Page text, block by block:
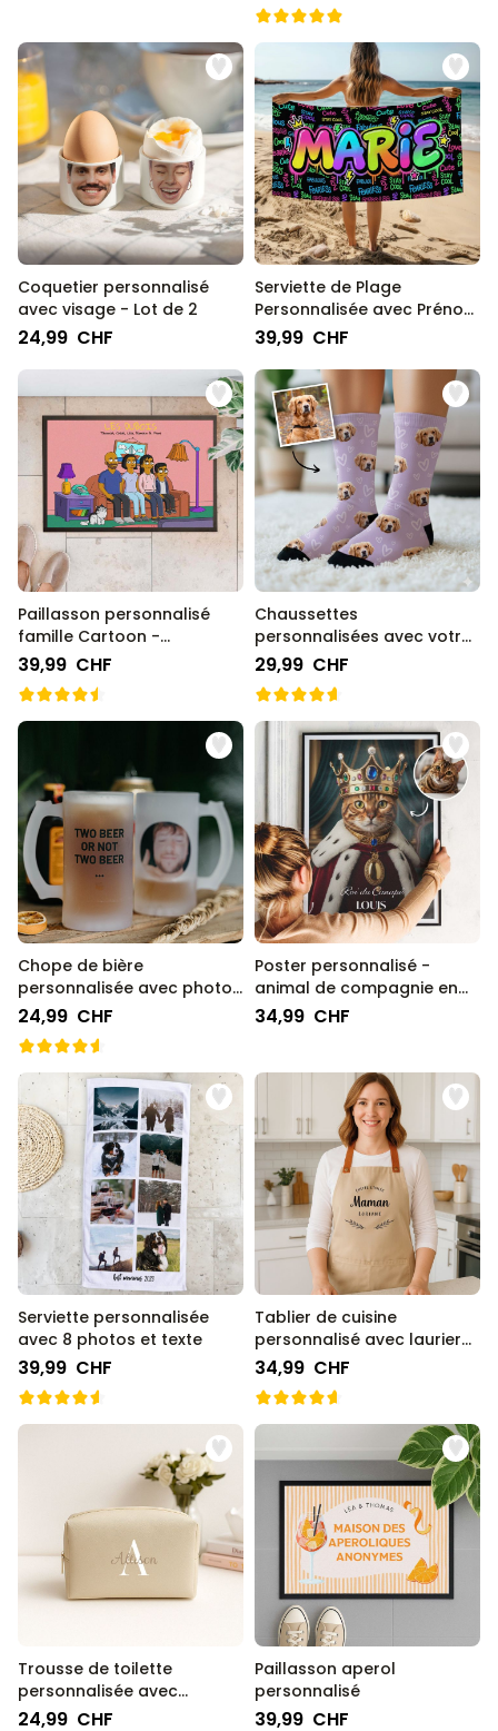
Coquetier personnalisé
avec visage - Lot de 2
24,99 CHF
Serviette de Plage
Personnalisée avec Prénom
Graffiti
39,99 CHF
Paillasson personnalisé
famille Cartoon -
Illustration
39,99 CHF
Chaussettes
personnalisées avec votre
animal de compagnie
29,99 CHF
Chope de bière
personnalisée avec photo
et texte
24,99 CHF
Poster personnalisé -
animal de compagnie en
uniforme
34,99 CHF
Serviette personnalisée
avec 8 photos et texte
39,99 CHF
Tablier de cuisine
personnalisé avec laurier
et texte
34,99 CHF
Trousse de toilette
personnalisée avec
monogramme
24,99 CHF
Paillasson aperol
personnalisé
39,99 CHF